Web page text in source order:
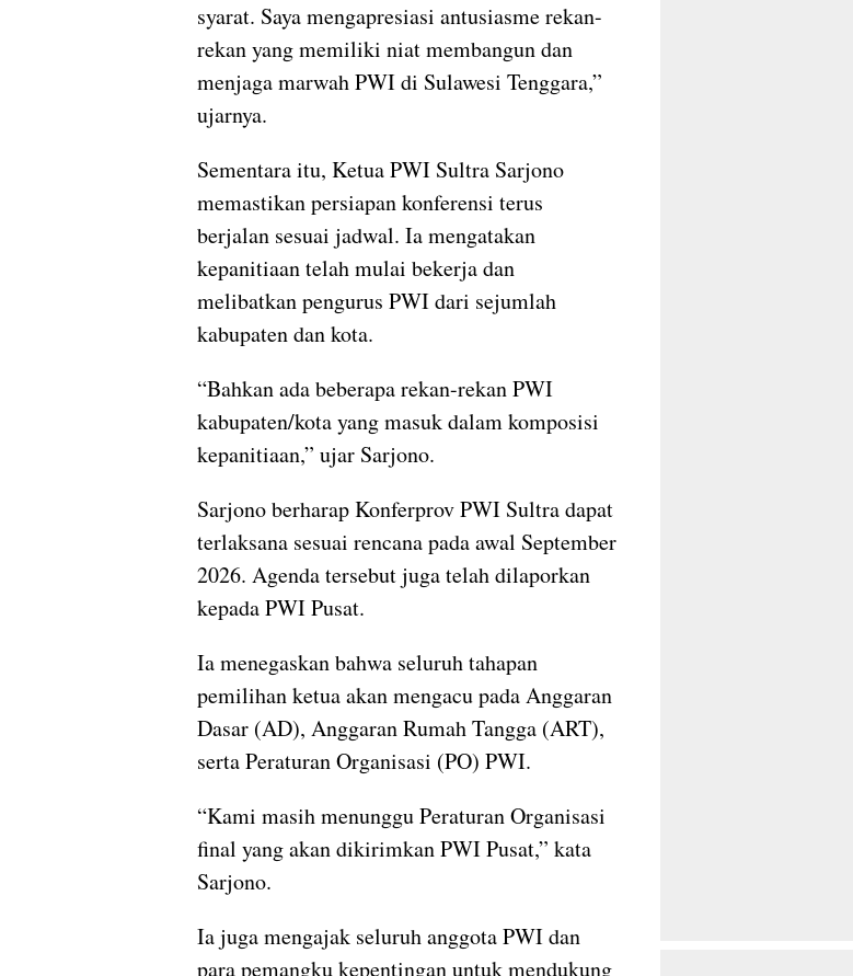
syarat. Saya mengapresiasi antusiasme rekan-
rekan yang memiliki niat membangun dan
menjaga marwah PWI di Sulawesi Tenggara,”
ujarnya.
Sementara itu, Ketua PWI Sultra Sarjono
memastikan persiapan konferensi terus
berjalan sesuai jadwal. Ia mengatakan
kepanitiaan telah mulai bekerja dan
melibatkan pengurus PWI dari sejumlah
kabupaten dan kota.
“Bahkan ada beberapa rekan-rekan PWI
kabupaten/kota yang masuk dalam komposisi
kepanitiaan,” ujar Sarjono.
Sarjono berharap Konferprov PWI Sultra dapat
terlaksana sesuai rencana pada awal September
2026. Agenda tersebut juga telah dilaporkan
kepada PWI Pusat.
Ia menegaskan bahwa seluruh tahapan
pemilihan ketua akan mengacu pada Anggaran
Dasar (AD), Anggaran Rumah Tangga (ART),
serta Peraturan Organisasi (PO) PWI.
“Kami masih menunggu Peraturan Organisasi
final yang akan dikirimkan PWI Pusat,” kata
Sarjono.
Ia juga mengajak seluruh anggota PWI dan
para pemangku kepentingan untuk mendukung